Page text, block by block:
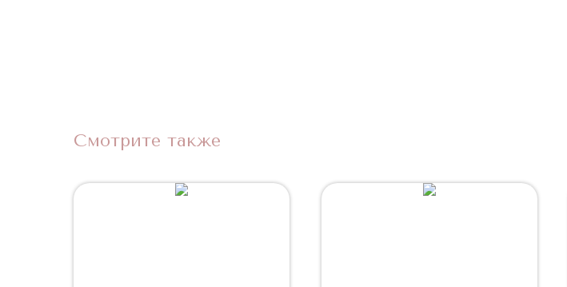
Смотрите также